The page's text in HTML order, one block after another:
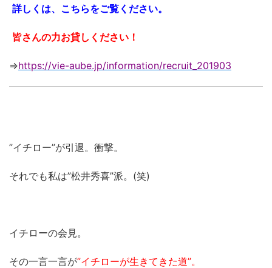
詳しくは、こちらをご覧ください。
皆さんの力お貸しください！
⇒https://vie-aube.jp/information/recruit_201903
”イチロー”が引退。衝撃。
それでも私は”松井秀喜”派。(笑)
イチローの会見。
その一言一言が”イチローが生きてきた道”。